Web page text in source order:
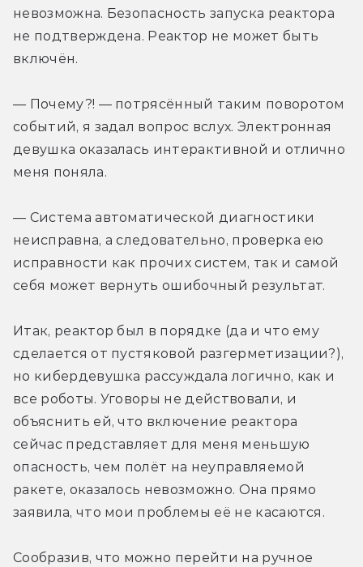
невозможна. Безопасность запуска реактора
не подтверждена. Реактор не может быть
включён.
— Почему?! — потрясённый таким поворотом
событий, я задал вопрос вслух. Электронная
девушка оказалась интерактивной и отлично
меня поняла.
— Система автоматической диагностики
неисправна, а следовательно, проверка ею
исправности как прочих систем, так и самой
себя может вернуть ошибочный результат.
Итак, реактор был в порядке (да и что ему
сделается от пустяковой разгерметизации?),
но кибердевушка рассуждала логично, как и
все роботы. Уговоры не действовали, и
объяснить ей, что включение реактора
сейчас представляет для меня меньшую
опасность, чем полёт на неуправляемой
ракете, оказалось невозможно. Она прямо
заявила, что мои проблемы её не касаются.
Сообразив, что можно перейти на ручное